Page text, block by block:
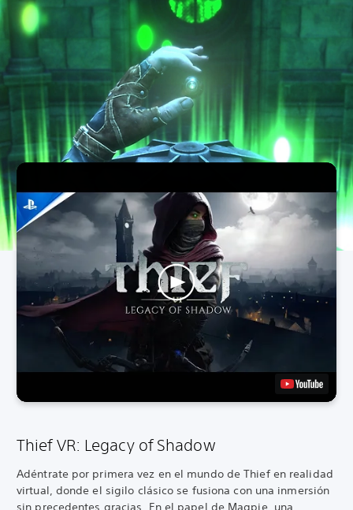
Thief VR: Legacy of Shadow
Adéntrate por primera vez en el mundo de Thief en realidad
virtual, donde el sigilo clásico se fusiona con una inmersión
sin precedentes gracias. En el papel de Magpie, una